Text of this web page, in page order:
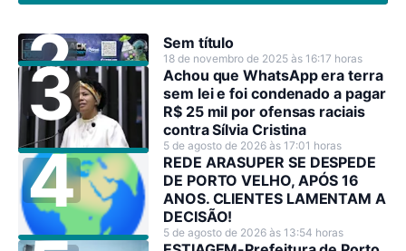
Sem título
18 de novembro de 2025 às 16:17 horas
Achou que WhatsApp era terra
sem lei e foi condenado a pagar
R$ 25 mil por ofensas raciais
contra Sílvia Cristina
5 de agosto de 2026 às 17:01 horas
REDE ARASUPER SE DESPEDE
DE PORTO VELHO, APÓS 16
ANOS. CLIENTES LAMENTAM A
DECISÃO!
5 de agosto de 2026 às 13:54 horas